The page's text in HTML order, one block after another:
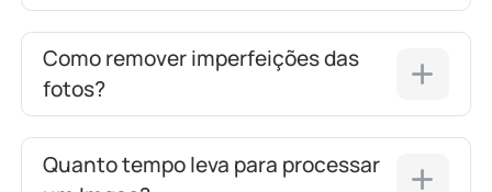
Como remover imperfeições das
fotos?
Quanto tempo leva para processar